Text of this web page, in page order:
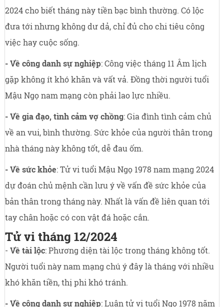
2024 cho biết tháng này tiền bạc bình thường. Có lộc
đưa tới nhưng không dư dả, chỉ đủ cho chi tiêu công
việc hay cuộc sống.
- Về công danh sự nghiệp: Công việc tháng 11 Âm lịch
gặp không ít khó khăn và vất vả. Đồng thời người tuổi
Mậu Ngọ nam mạng còn phải lao lực nhiều.
- Về gia đạo, tình cảm vợ chồng: Gia đình tình cảm chủ
về an vui, bình thường. Sức khỏe của người thân trong
nhà tháng này không tốt, dễ đau ốm.
- Về sức khỏe: Tử vi tuổi Mậu Ngọ 1978 nam mạng 2024
dự đoán chủ mệnh cần lưu ý về vấn đề sức khỏe của
bản thân trong tháng này. Nhất là vấn đề liên quan tới
tay chân hoặc có con vật đá hoặc cắn.
Tử vi tháng 12/2024
- Về tài lộc:Phương diện tài lộc trong tháng không tốt.
Người tuổi này nam mạng chú ý đây là tháng với nhiều
khó khăn tiền, thị phi khó tránh.
- Về công danh sự nghiệp: Luận tử vi tuổi Ngọ 1978 năm